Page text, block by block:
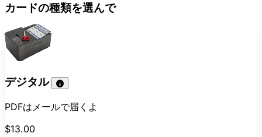
カードの種類を選んで
デジタル
PDFはメールで届くよ
$13.00